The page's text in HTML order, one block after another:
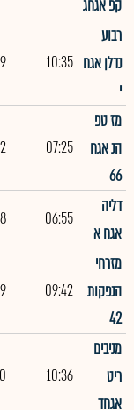
קפ אגחג
רבוע
נדלן אגח
י
10:35
מז טפ
הנ אגח
66
07:25
דליה
אגח א
06:55
מזרחי
הנפקות
42
09:42
מניבים
ריט
אגחד
10:36